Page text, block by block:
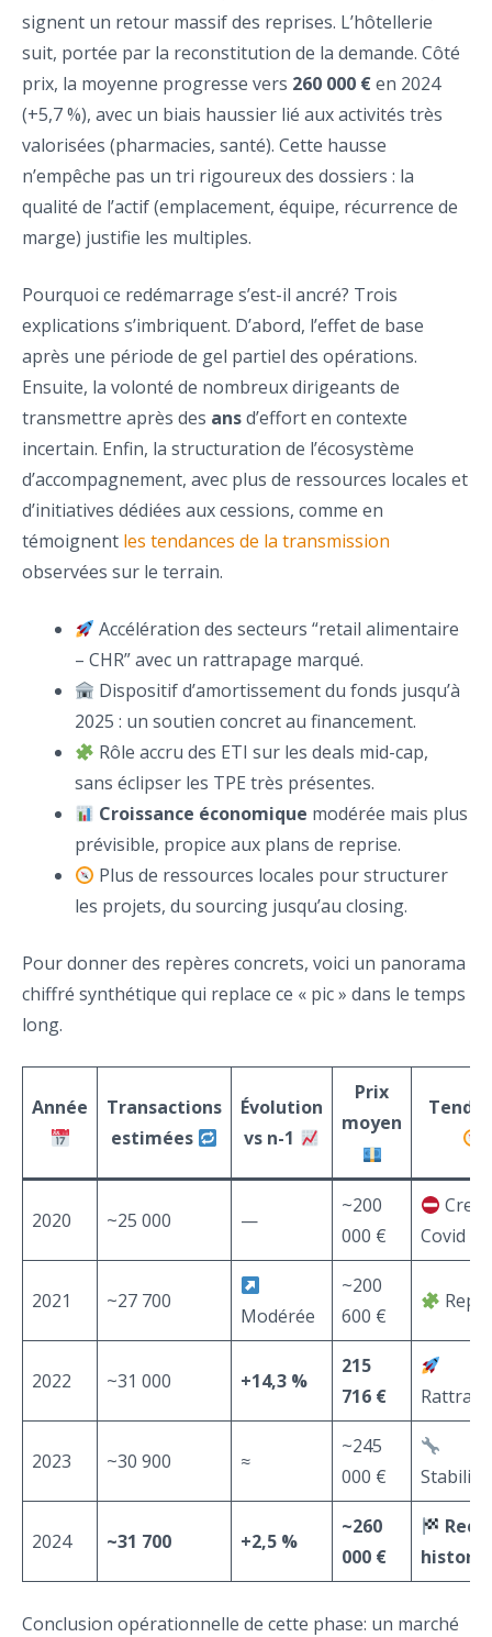
signent un retour massif des reprises. L’hôtellerie
suit, portée par la reconstitution de la demande. Côté
prix, la moyenne progresse vers 260 000 €en 2024
(+5,7 %), avec un biais haussier lié aux activités très
valorisées (pharmacies, santé). Cette hausse
n’empêche pas un tri rigoureux des dossiers : la
qualité de l’actif (emplacement, équipe, récurrence de
marge) justifie les multiples.
Pourquoi ce redémarrage s’est-il ancré? Trois
explications s’imbriquent. D’abord, l’effet de base
après une période de gel partiel des opérations.
Ensuite, la volonté de nombreux dirigeants de
transmettre après des ansd’effort en contexte
incertain. Enfin, la structuration de l’écosystème
d’accompagnement, avec plus de ressources locales et
d’initiatives dédiées aux cessions, comme en
témoignent les tendances de la transmission
observées sur le terrain.
Accélération des secteurs “retail alimentaire
– CHR” avec un rattrapage marqué.
Dispositif d’amortissement du fonds jusqu’à
2025 : un soutien concret au financement.
Rôle accru des ETI sur les deals mid-cap,
sans éclipser les TPE très présentes.
Croissance économique modérée mais plus
prévisible, propice aux plans de reprise.
Plus de ressources locales pour structurer
les projets, du sourcing jusqu’au closing.
Pour donner des repères concrets, voici un panorama
chiffré synthétique qui replace ce « pic » dans le temps
long.
Année
Transactions
estimées
Évolution
vs n-1
Prix
moyen
2020 ~25 000 —
~200
000 €
Covid
2021 ~27 700
Modérée
~200
600 €
2022 ~31 000 +14,3 %
215
716 €
2023 ~30 900 ≈
~245
000 €
2024 ~31 700 +2,5 %
~260
000 €
Conclusion opérationnelle de cette phase: un marché